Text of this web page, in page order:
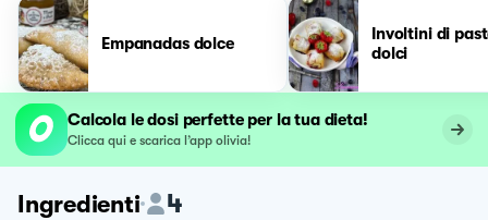
Empanadas dolce
Involtini di
dolci
Calcola le dosi perfette per la tua dieta!
Clicca qui e scarica l’app olivia!
Ingredienti 4